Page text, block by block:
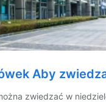
Aby
zwiedzać w